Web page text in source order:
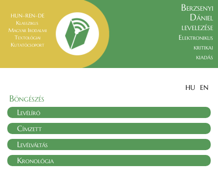
HUN–REN–DE
Klasszikus
Magyar Irodalmi
Textológiai
Kutatócsoport
Berzsenyi
Dániel
levelezése
Elektronikus
kritikai
kiadás
HU EN
Böngészés
Levélíró
Címzett
Levélváltás
Kronológia